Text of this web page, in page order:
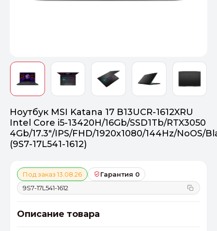
Ноутбук MSI Katana 17 B13UCR-1612XRU
Intel Core i5-13420H/16Gb/SSD1Tb/RTX3050
4Gb/17.3"/IPS/FHD/1920x1080/144Hz/NoOS/
(9S7-17L541-1612)
Под заказ 13.08.26
Гарантия 0
9S7-17L541-1612
Описание товара